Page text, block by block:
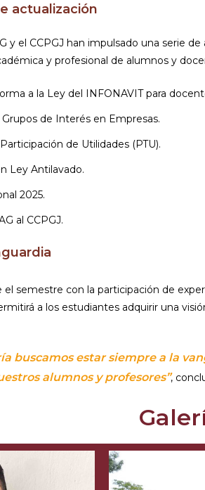
actualización
y el CCPGJ han impulsado una serie
y profesional de alumnos y
a la Ley del INFONAVIT para
de Interés en Empresas.
de Utilidades (PTU).
Ley Antilavado.
2025.
al CCPGJ.
semestre con la participación de
a los estudiantes adquirir una
buscamos estar siempre a la
alumnos y profesores”,